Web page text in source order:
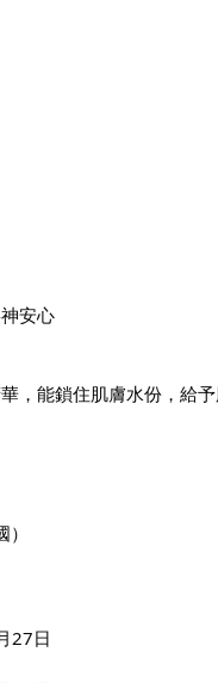
安心
，能鎖住肌膚水份，給
27日